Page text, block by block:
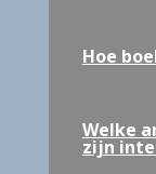
Hoe
Welke
zijn